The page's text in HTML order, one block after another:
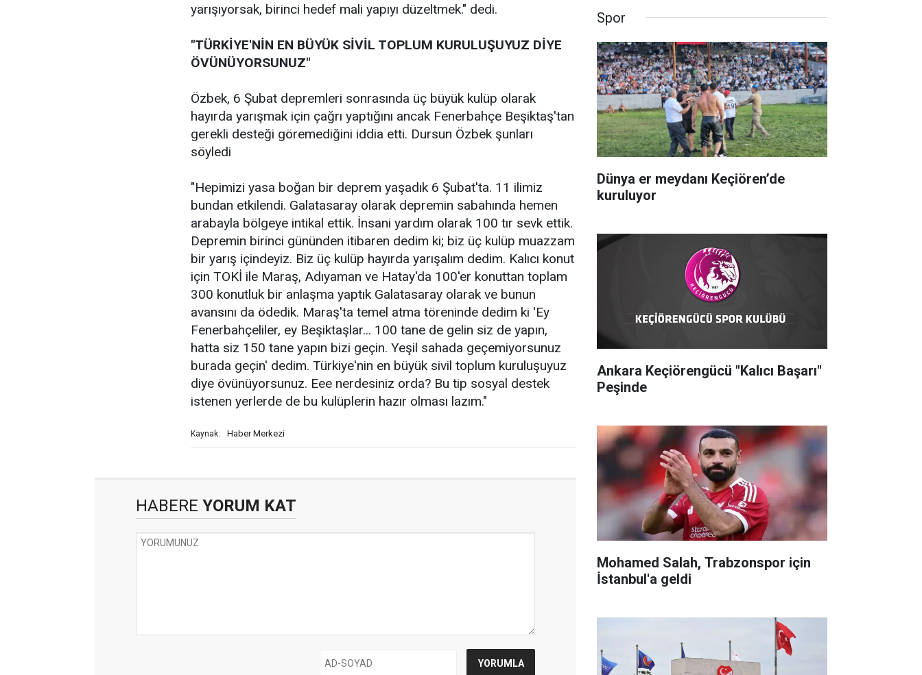
yarışıyorsak, birinci hedef mali yapıyı düzeltmek." dedi.
"TÜRKİYE'NİN EN BÜYÜK SİVİL TOPLUM KURULUŞUYUZ DİYE
ÖVÜNÜYORSUNUZ"
Özbek, 6 Şubat depremleri sonrasında üç büyük kulüp olarak
hayırda yarışmak için çağrı yaptığını ancak Fenerbahçe Beşiktaş'tan
gerekli desteği göremediğini iddia etti. Dursun Özbek şunları
söyledi
"Hepimizi yasa boğan bir deprem yaşadık 6 Şubat'ta. 11 ilimiz
bundan etkilendi. Galatasaray olarak depremin sabahında hemen
arabayla bölgeye intikal ettik. İnsani yardım olarak 100 tır sevk ettik.
Depremin birinci gününden itibaren dedim ki; biz üç kulüp muazzam
bir yarış içindeyiz. Biz üç kulüp hayırda yarışalım dedim. Kalıcı konut
için TOKİ ile Maraş, Adıyaman ve Hatay'da 100'er konuttan toplam
300 konutluk bir anlaşma yaptık Galatasaray olarak ve bunun
avansını da ödedik. Maraş'ta temel atma töreninde dedim ki 'Ey
Fenerbahçeliler, ey Beşiktaşlar... 100 tane de gelin siz de yapın,
hatta siz 150 tane yapın bizi geçin. Yeşil sahada geçemiyorsunuz
burada geçin' dedim. Türkiye'nin en büyük sivil toplum kuruluşuyuz
diye övünüyorsunuz. Eee nerdesiniz orda? Bu tip sosyal destek
istenen yerlerde de bu kulüplerin hazır olması lazım."
Kaynak: Haber Merkezi
HABERE YORUM KAT
Spor
Dünya er meydanı Keçiören’de
kuruluyor
Ankara Keçiörengücü "Kalıcı Başarı"
Peşinde
Mohamed Salah, Trabzonspor için
İstanbul'a geldi